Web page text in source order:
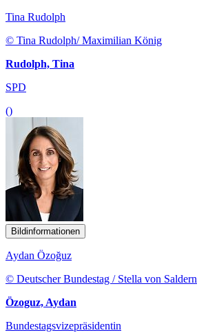
Tina Rudolph
© Tina Rudolph/ Maximilian König
Rudolph, Tina
SPD
()
Bildinformationen
Aydan Özoğuz
© Deutscher Bundestag / Stella von Saldern
Özoguz, Aydan
Bundestagsvizepräsidentin